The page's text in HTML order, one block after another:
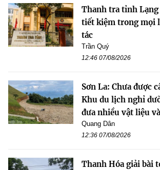
Thanh tra tỉnh
tiết kiệm trong mọi
tác
Trần Quý
12:46 07/08/2026
Sơn La: Chưa được
Khu du lịch nghỉ
đưa nhiều vật liệu
Quang Dân
12:36 07/08/2026
Thanh Hóa giải bài